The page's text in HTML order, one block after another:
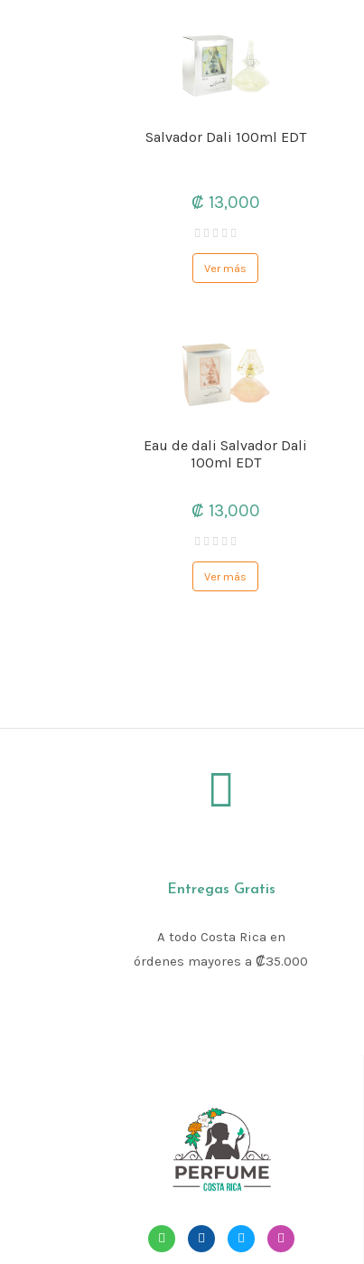
Salvador Dali 100ml EDT
₡ 13,000
Ver más
Eau de dali Salvador Dali
100ml EDT
₡ 13,000
Ver más
Entregas Gratis
A todo Costa Rica en
órdenes mayores a ₡35.000